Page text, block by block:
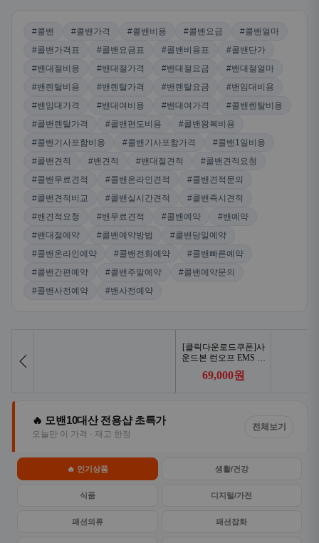
#콜밴 #콜밴가격 #콜밴비용 #콜밴요금
#콜밴얼마
#콜밴가격표
#콜밴요금표 #콜밴비용표
#콜밴단가
#밴대절비용
#밴대절가격 #밴대절요금
#밴대절얼마
#밴렌탈비용
#밴렌탈가격 #밴렌탈요금
#밴임대비용
#밴임대가격
#밴대여비용 #밴대여가격
#콜밴렌탈비용
#콜밴렌탈가격
#콜밴편도비용
#콜밴왕복비용
#콜밴기사포함비용
#콜밴기사포함가격
#콜밴1일비용
#콜밴견적
#밴견적 #밴대절견적
#콜밴견적요청
#콜밴무료견적
#콜밴온라인견적
#콜밴견적문의
#콜밴견적비교
#콜밴실시간견적
#콜밴즉시견적
#밴견적요청
#밴무료견적 #콜밴예약
#밴예약
#밴대절예약
#콜밴예약방법
#콜밴당일예약
#콜밴온라인예약
#콜밴전화예약
#콜밴빠른예약
#콜밴간편예약
#콜밴주말예약
#콜밴예약문의
#콜밴사전예약
#밴사전예약
🔥 모밴10대산 전용샵 초특가
오늘만 이 가격 · 재고 한정
전체보기
🔥 인기상품 생활/건강
식품 디지털/가전
패션의류 패션잡화